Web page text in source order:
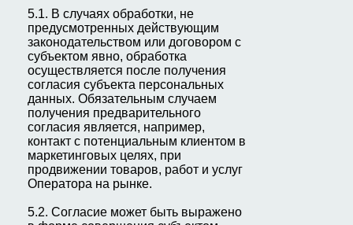
5.1. В случаях обработки, не
предусмотренных действующим
законодательством или договором с
субъектом явно, обработка
осуществляется после получения
согласия субъекта персональных
данных. Обязательным случаем
получения предварительного
согласия является, например,
контакт с потенциальным клиентом в
маркетинговых целях, при
продвижении товаров, работ и услуг
Оператора на рынке.
5.2. Согласие может быть выражено